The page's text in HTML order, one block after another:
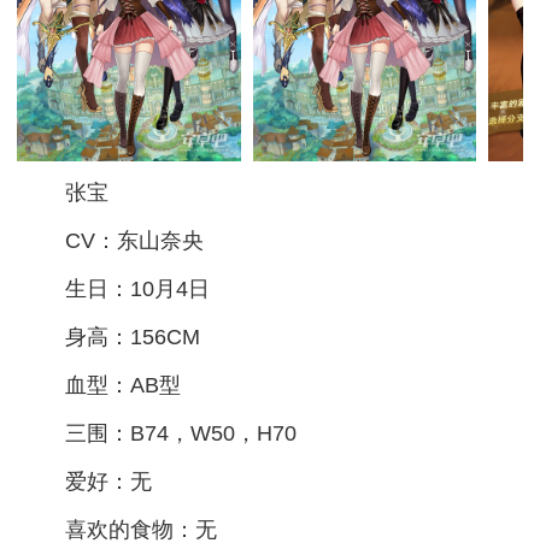
张宝
CV：东山奈央
生日：10月4日
身高：156CM
血型：AB型
三围：B74，W50，H70
爱好：无
喜欢的食物：无